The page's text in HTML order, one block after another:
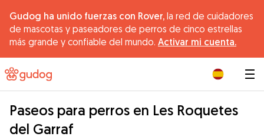
Gudog ha unido fuerzas con Rover, la red de cuidadores
de mascotas y paseadores de perros de cinco estrellas
más grande y confiable del mundo. Activar mi cuenta.
Paseos para perros en Les Roquetes
del Garraf